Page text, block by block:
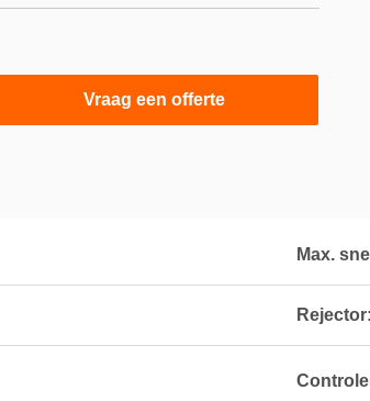
Vraag een offerte
Max.
Rejector: